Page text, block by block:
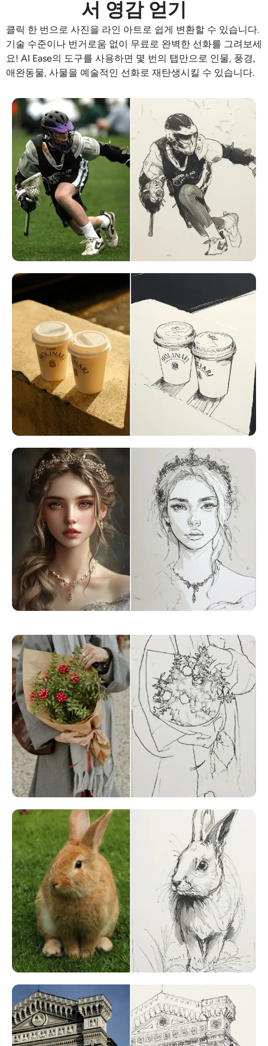
AI 스타일 이미지 생성기
인물 사진 도구
옷 교환기
AI 베이비
AI 필터
헤드샷 생성기 프로
AI 얼굴 사진 생성기
비디오 도구
비디오 효과
비디오 인핸서
영상 워터마크 제거기
서 영감 얻기
클릭 한 번으로 사진을 라인 아트로 쉽게 변환할 수 있습니다.
기술 수준이나 번거로움 없이 무료로 완벽한 선화를 그려보세
요! AI Ease의 도구를 사용하면 몇 번의 탭만으로 인물, 풍경,
애완동물, 사물을 예술적인 선화로 재탄생시킬 수 있습니다.